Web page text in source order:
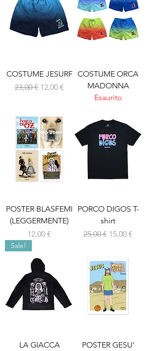
COSTUME JESURF
Prezzo regolare
23,00 € Prezzo scontato
12,00 €
COSTUME ORCA
MADONNA
Esaurito
POSTER BLASFEMI
(LEGGERMENTE)
Prezzo
12,00 €
PORCO DIGOS T-
shirt
Prezzo regolare
25,00 € Prezzo
15,00 €
Sale!
LA GIACCA
POSTER GESU'